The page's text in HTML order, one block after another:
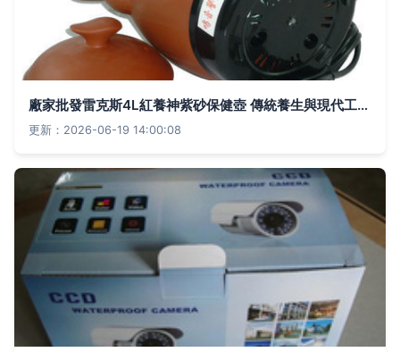
廠家批發雷克斯4L紅養神紫砂保健壺 傳統養生與現代工藝的完美融合
更新：2026-06-19 14:00:08